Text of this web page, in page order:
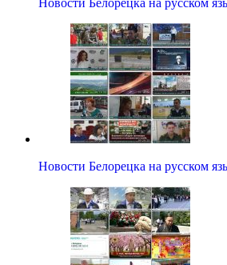
Новости Белорецка на русском
Новости Белорецка на русском